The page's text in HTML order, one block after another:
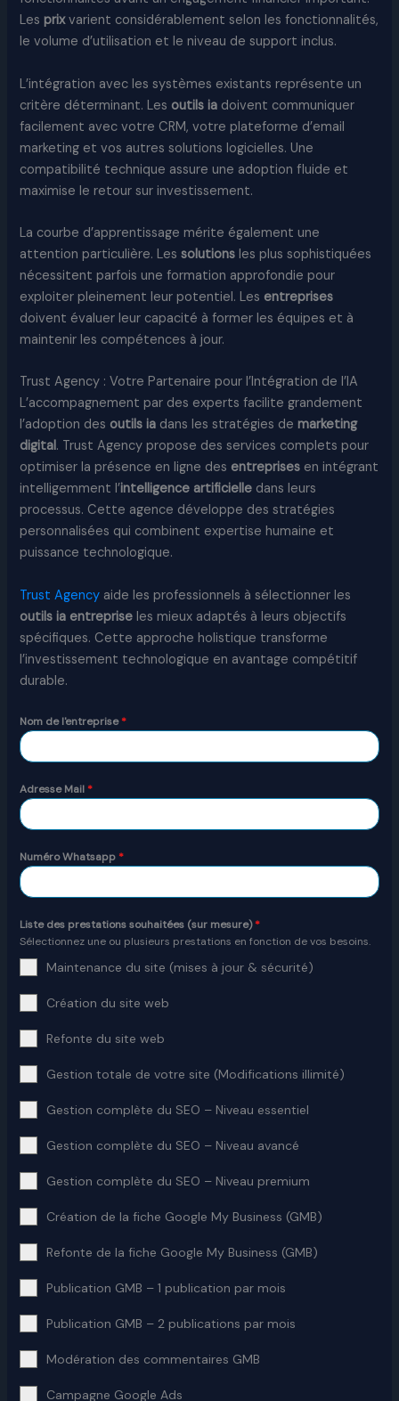
Lesprixvarient considérablement selon les fonctionnalités,
le volume d’utilisation et le niveau de support inclus.
L’intégration avec les systèmes existants représente un
critère déterminant. Les outils ia doivent communiquer
facilement avec votre CRM, votre plateforme d’email
marketing et vos autres solutions logicielles. Une
compatibilité technique assure une adoption fluide et
maximise le retour sur investissement.
La courbe d’apprentissage mérite également une
attention particulière. Lessolutionsles plus sophistiquées
nécessitent parfois une formation approfondie pour
exploiter pleinement leur potentiel. Les entreprises
doivent évaluer leur capacité à former les équipes et à
maintenir les compétences à jour.
Trust Agency : Votre Partenaire pour l’Intégration de l’IA
L’accompagnement par des experts facilite grandement
l’adoption des outils ia dans les stratégies demarketing
digital. Trust Agency propose des services complets pour
optimiser la présence en ligne des entreprises en intégrant
intelligemment l’intelligence artificielle dans leurs
processus. Cette agence développe des stratégies
personnalisées qui combinent expertise humaine et
puissance technologique.
Trust Agency aide les professionnels à sélectionner les
outils ia entreprise les mieux adaptés à leurs objectifs
spécifiques. Cette approche holistique transforme
l’investissement technologique en avantage compétitif
durable.
Nom de l'entreprise*
Adresse Mail*
Numéro Whatsapp*
Liste des prestations souhaitées (sur mesure)*
Sélectionnez une ou plusieurs prestations en fonction de vos besoins.
Maintenance du site (mises à jour & sécurité)
Création du site web
Refonte du site web
Gestion totale de votre site (Modifications illimité)
Gestion complète du SEO – Niveau essentiel
Gestion complète du SEO – Niveau avancé
Gestion complète du SEO – Niveau premium
Création de la fiche Google My Business (GMB)
Refonte de la fiche Google My Business (GMB)
Publication GMB – 1 publication par mois
Publication GMB – 2 publications par mois
Modération des commentaires GMB
Campagne Google Ads